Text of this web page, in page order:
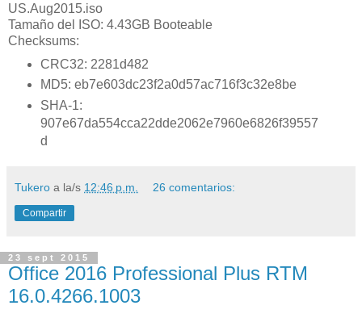
US.Aug2015.iso
Tamaño del ISO: 4.43GB Booteable
Checksums:
CRC32: 2281d482
MD5: eb7e603dc23f2a0d57ac716f3c32e8be
SHA-1:
907e67da554cca22dde2062e7960e6826f39557
d
Tukero a la/s 12:46 p.m. 26 comentarios:
Compartir
23 sept 2015
Office 2016 Professional Plus RTM
16.0.4266.1003